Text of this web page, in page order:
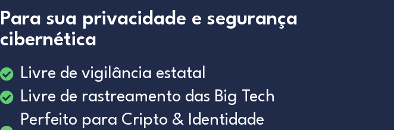
Para sua privacidade e segurança
cibernética
Livre de vigilância estatal
Livre de rastreamento das Big Tech
Perfeito para Cripto & Identidade